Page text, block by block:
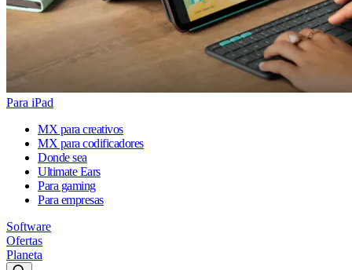
Para iPad
MX para creativos
MX para codificadores
Donde sea
Ultimate Ears
Para gaming
Para empresas
Software
Ofertas
Planeta